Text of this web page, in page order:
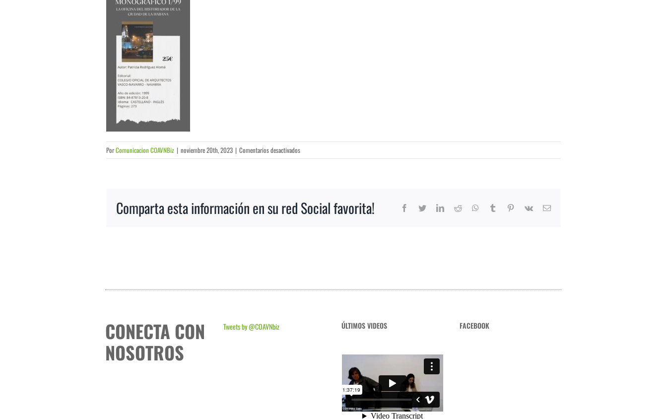
PorComunicacion COAVNBiz | noviembre 20th, 2023 | Comentarios desactivadosen
24
Comparta esta información en su red Social favorita! Facebook
TwitterLinkedIn
Reddit Whatsapp
Tumblr Pinterest
Vk Email
CONECTA CON
NOSOTROS
Tweets by @COAVNbiz ÚLTIMOS VIDEOS FACEBOOK